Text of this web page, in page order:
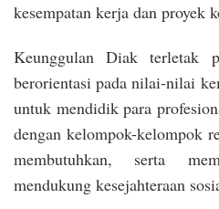
kesempatan kerja dan proyek
Keunggulan Diak terletak
berorientasi pada nilai-nilai
untuk mendidik para
dengan kelompok-kelompok
membutuhkan, serta
mendukung kesejahteraan